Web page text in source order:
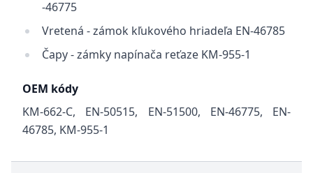
-46775
Vretená - zámok kľukového hriadeľa EN-46785
Čapy - zámky napínača reťaze KM-955-1
OEM kódy
KM-662-C, EN-50515, EN-51500, EN-46775, EN-
46785, KM-955-1